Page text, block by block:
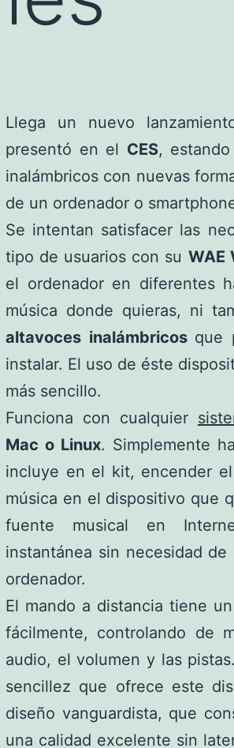
Llega un nuevo
presentó en el CES,
inalámbricos con nuevas
de un ordenador o
Se intentan satisfacer las
tipo de usuarios con su WAE
el ordenador en diferentes
música donde quieras, ni
altavoces inalámbricos que
instalar. El uso de éste
más sencillo.
Funciona con cualquier
Mac o Linux. Simplemente
incluye en el kit, encender
música en el dispositivo que
fuente musical en
instantánea sin necesidad
ordenador.
El mando a distancia tiene
fácilmente, controlando de
audio, el volumen y las
sencillez que ofrece este
diseño vanguardista, que
una calidad excelente sin